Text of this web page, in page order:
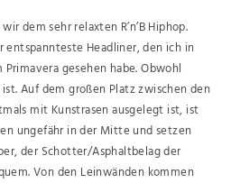
dem sehr relaxten R’n’B Hiphop.
Headliner, den ich in
gesehen habe. Obwohl
Auf dem großen Platz zwischen den
mit Kunstrasen ausgelegt ist, ist
ungefähr in der Mitte und setzen
der Schotter/Asphaltbelag der
Von den Leinwänden kommen